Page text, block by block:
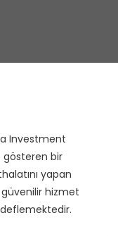
Investment
gösteren bir
yapan
hizmet